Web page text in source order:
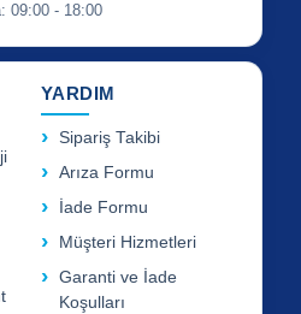
09:00 - 18:00
YARDIM
Sipariş Takibi
Arıza Formu
İade Formu
Müşteri Hizmetleri
Garanti ve İade
Koşulları